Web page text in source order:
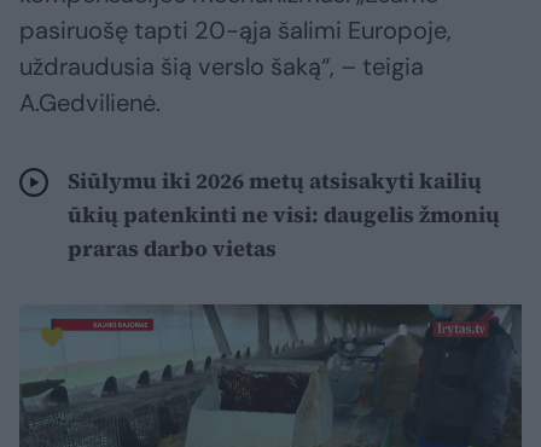
pasiruošę tapti 20-ąja šalimi Europoje,
uždraudusia šią verslo šaką“, – teigia
A.Gedvilienė.
Siūlymu iki 2026 metų atsisakyti kailių
ūkių patenkinti ne visi: daugelis žmonių
praras darbo vietas